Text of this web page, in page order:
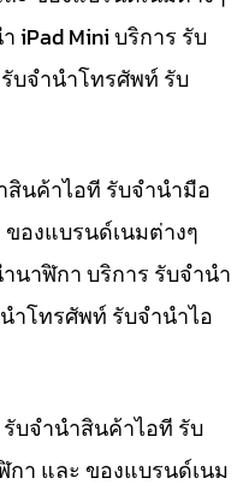
iPad Mini บริการ รับ
บจำนำโทรศัพท์ รับ
สินค้าไอที รับจำนำมือ
องแบรนด์เนมต่างๆ
นาฬิกา บริการ รับจำนำ
ำโทรศัพท์ รับจำนำไอ
บจำนำสินค้าไอที รับ
า และ ของแบรนด์เนม